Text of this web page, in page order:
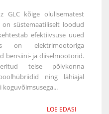
GLC kõige olulisematest
on süstemaatiliselt loodud
efektiivsuse uued
on elektrimootoriga
bensiini- ja diiselmootorid.
teise põlvkonna
ning lähiajal
LOE EDASI